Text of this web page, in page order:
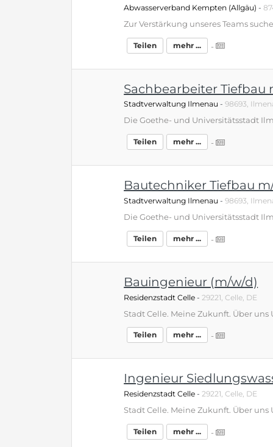
Abwasserverband Kempten (Allgäu)-
Teilen mehr ... -
Sachbearbeiter Tiefbau
Stadtverwaltung Ilmenau-98693,
Teilen mehr ... -
Bautechniker Tiefbau
Stadtverwaltung Ilmenau-98693,
Teilen mehr ... -
Bauingenieur (m/w/d)
Residenzstadt Celle-29221, Celle, DE
Teilen mehr ... -
Ingenieur
Residenzstadt Celle-29221, Celle, DE
Teilen mehr ... -